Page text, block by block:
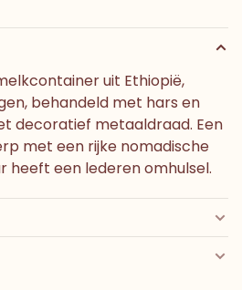
uit Ethiopië,
behandeld met hars en
decoratief metaaldraad. Een
met een rijke nomadische
heeft een lederen omhulsel.